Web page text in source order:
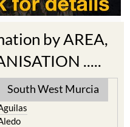
by AREA,
.....
South West Murcia